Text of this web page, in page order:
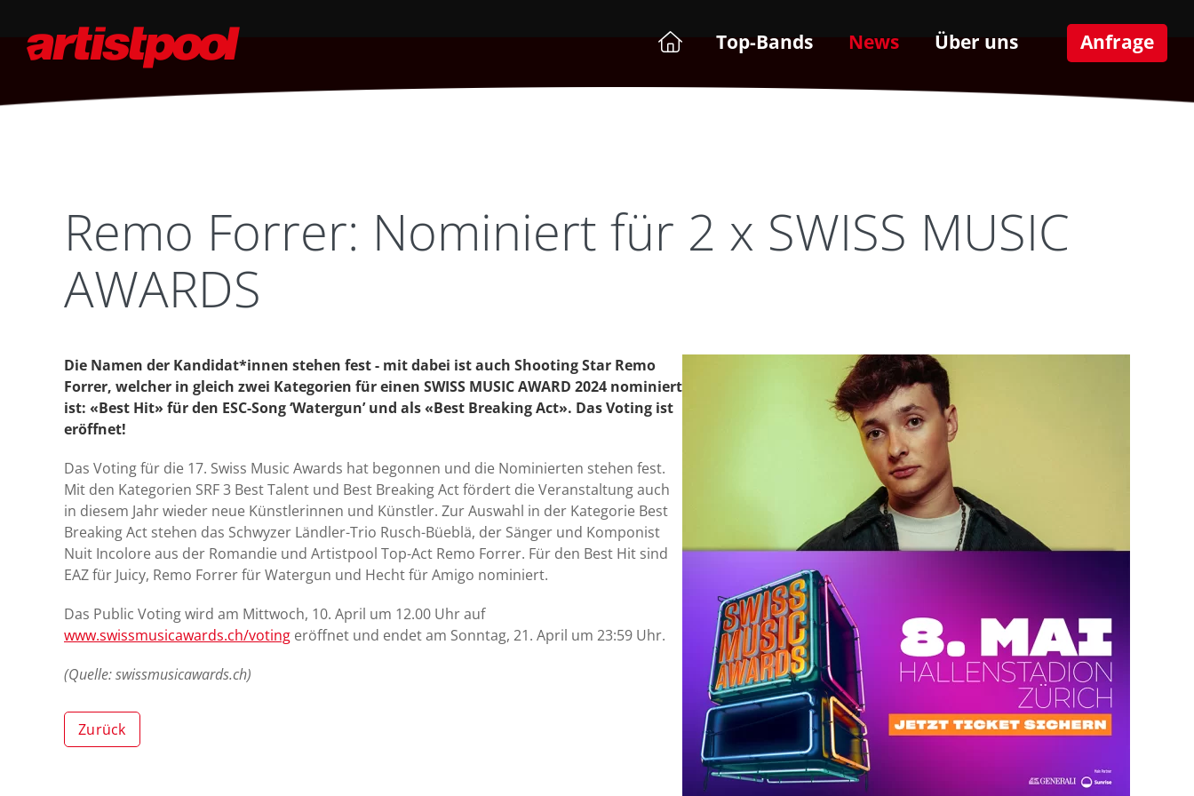
Top-Bands News Über uns Anfrage
Remo Forrer: Nominiert für 2 x SWISS MUSIC
AWARDS
Die Namen der Kandidat*innen stehen fest - mit dabei ist auch Shooting Star Remo
Forrer, welcher in gleich zwei Kategorien für einen SWISS MUSIC AWARD 2024 nominiert
ist: «Best Hit» für den ESC-Song ‘Watergun’ und als «Best Breaking Act». Das Voting ist
eröffnet!
Das Voting für die 17. Swiss Music Awards hat begonnen und die Nominierten stehen fest.
Mit den Kategorien SRF 3 Best Talent und Best Breaking Act fördert die Veranstaltung auch
in diesem Jahr wieder neue Künstlerinnen und Künstler. Zur Auswahl in der Kategorie Best
Breaking Act stehen das Schwyzer Ländler-Trio Rusch-Büeblä, der Sänger und Komponist
Nuit Incolore aus der Romandie und Artistpool Top-Act Remo Forrer. Für den Best Hit sind
EAZ für Juicy, Remo Forrer für Watergun und Hecht für Amigo nominiert.
Das Public Voting wird am Mittwoch, 10. April um 12.00 Uhr auf
www.swissmusicawards.ch/voting eröffnet und endet am Sonntag, 21. April um 23:59 Uhr.
(Quelle: swissmusicawards.ch)
Zurück